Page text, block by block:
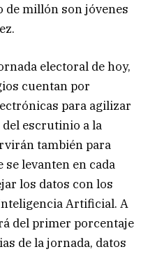
de millón son jóvenes
electoral de hoy,
cuentan por
para agilizar
escrutinio a la
también para
se levanten en cada
los datos con los
Artificial. A
del primer porcentaje
de la jornada, datos